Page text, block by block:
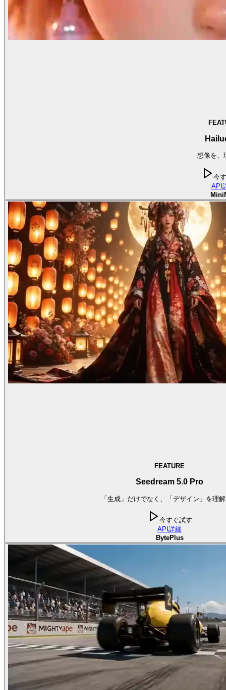
想像を、
今
API
FEATURE
Seedream 5.0 Pro
「生成」だけでなく、「デザイン」を理
今すぐ試す
API 詳細
BytePlus